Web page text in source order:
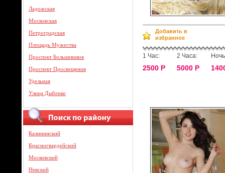
Ладожская
Московская
Петроградская
Площадь Мужества
Проспект Большевиков
Проспект Просвещения
Удельная
Улица Дыбенко
Калининский
Красногвардейский
Московский
Невский
Добавить в
избранное
1 Час:
2500 Р
2 Часа:
5000 Р